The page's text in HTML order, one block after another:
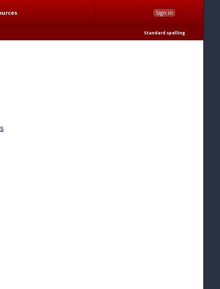
Sign in
Standard spelling